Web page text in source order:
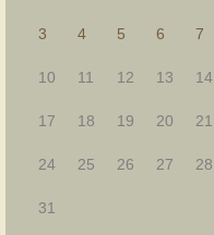
3 4 5 6 7
10 11 12 13 14
17 18 19 20 21
24 25 26 27 28
31